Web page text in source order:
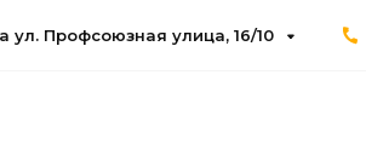
ул. Профсоюзная улица, 16/10